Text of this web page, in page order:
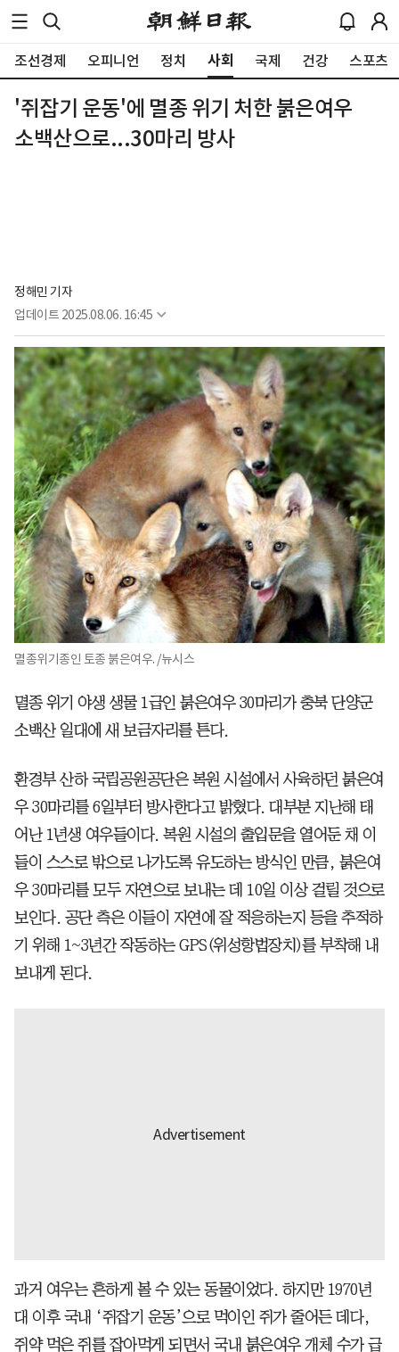
조선경제 오피니언 정치 사회 국제 건강 스포츠
'쥐잡기 운동'에 멸종 위기 처한 붉은여우
소백산으로...30마리 방사
정해민 기자
업데이트 2025.08.06. 16:45
멸종위기종인 토종 붉은여우. /뉴시스
멸종 위기 야생 생물 1급인 붉은여우 30마리가 충북 단양군
소백산 일대에 새 보금자리를 튼다.
환경부 산하 국립공원공단은 복원 시설에서 사육하던 붉은여
우 30마리를 6일부터 방사한다고 밝혔다. 대부분 지난해 태
어난 1년생 여우들이다. 복원 시설의 출입문을 열어둔 채 이
들이 스스로 밖으로 나가도록 유도하는 방식인 만큼, 붉은여
우 30마리를 모두 자연으로 보내는 데 10일 이상 걸릴 것으로
보인다. 공단 측은 이들이 자연에 잘 적응하는지 등을 추적하
기 위해 1~3년간 작동하는 GPS(위성항법장치)를 부착해 내
보내게 된다.
과거 여우는 흔하게 볼 수 있는 동물이었다. 하지만 1970년
대 이후 국내 ‘쥐잡기 운동’으로 먹이인 쥐가 줄어든 데다,
쥐약 먹은 쥐를 잡아먹게 되면서 국내 붉은여우 개체 수가 급